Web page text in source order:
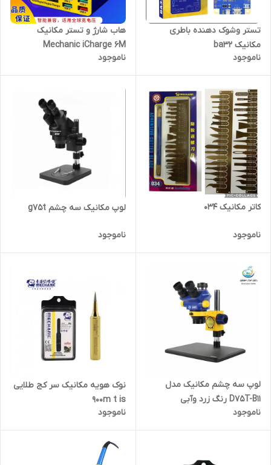
تستر وشوک دهنده باطری
مکانیک ba32
ناموجود
هاب شارژ و تستر مکانیک
Mechanic iCharge 6M
ناموجود
کاتر مکانیک 034
ناموجود
لوپ مکانیک سه چشم g75t
ناموجود
لوپ سه چشم مکانیک مدل
D75T-B11 رنگ زرد وآبی
ناموجود
نوک هویه مکانیک سر کج طلایی
900m t is
ناموجود